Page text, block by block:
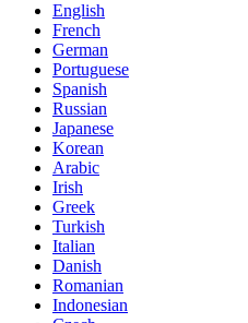
English
French
German
Portuguese
Spanish
Russian
Japanese
Korean
Arabic
Irish
Greek
Turkish
Italian
Danish
Romanian
Indonesian